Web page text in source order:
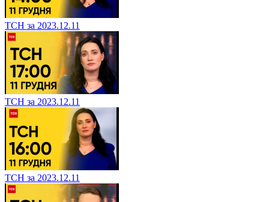
ТСН за 2023.12.11
ТСН за 2023.12.11
ТСН за 2023.12.11